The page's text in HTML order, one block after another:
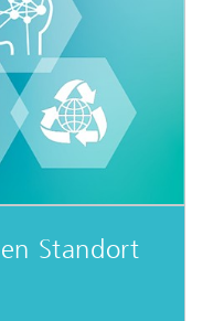
Standort